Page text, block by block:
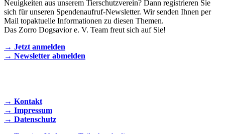
Neuigkeiten aus unserem Tierschutzverein? Dann registrieren Sie
sich für unseren Spendenaufruf-Newsletter. Wir senden Ihnen per
Mail topaktuelle Informationen zu diesen Themen.
Das Zorro Dogsavior e. V. Team freut sich auf Sie!
→ Jetzt anmelden
→ Newsletter abmelden
→ Kontakt
→ Impressum
→ Datenschutz